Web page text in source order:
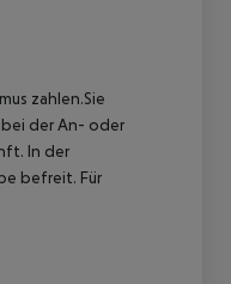
zahlen.Sie
bei der An- oder
In der
befreit. Für